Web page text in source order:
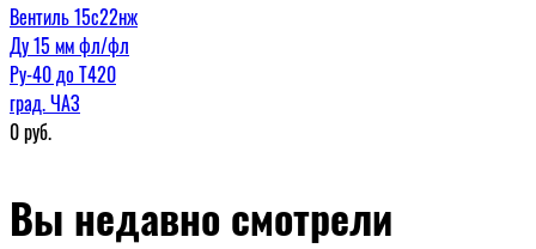
Вентиль 15с22нж
Ду 15 мм фл/фл
Ру-40 до Т420
град. ЧАЗ
0руб.
Вы недавно смотрели